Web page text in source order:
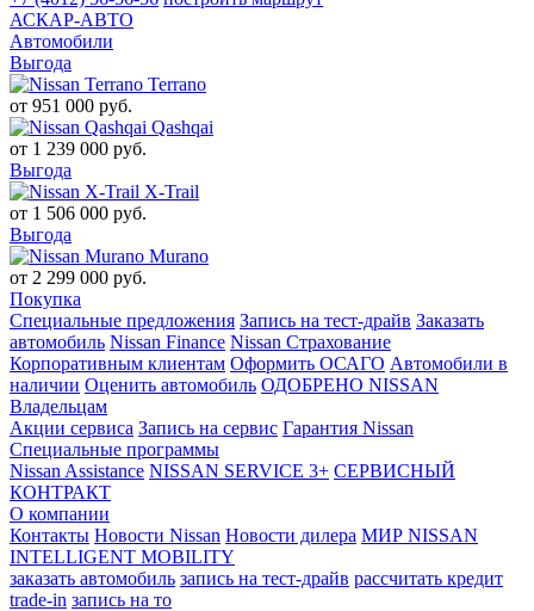
АСКАР-АВТО
Автомобили
Выгода
Terrano
от 951 000 руб.
Qashqai
от 1 239 000 руб.
Выгода
X-Trail
от 1 506 000 руб.
Выгода
Murano
от 2 299 000 руб.
Покупка
Специальные предложения Запись на тест-драйв Заказать
автомобиль Nissan Finance Nissan Страхование
Корпоративным клиентам Оформить ОСАГО Автомобили в
наличии Оценить автомобиль ОДОБРЕНО NISSAN
Владельцам
Акции сервиса Запись на сервис Гарантия Nissan
Специальные программы
Nissan Assistance NISSAN SERVICE 3+ СЕРВИСНЫЙ
КОНТРАКТ
О компании
Контакты Новости Nissan Новости дилера МИР NISSAN
INTELLIGENT MOBILITY
заказать автомобиль запись на тест-драйв рассчитать кредит
trade-in запись на то